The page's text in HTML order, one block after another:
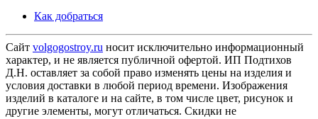
Как добраться
Сайт volgogostroy.ru носит исключительно информационный
характер, и не является публичной офертой. ИП Подтихов
Д.Н. оставляет за собой право изменять цены на изделия и
условия доставки в любой период времени. Изображения
изделий в каталоге и на сайте, в том числе цвет, рисунок и
другие элементы, могут отличаться. Скидки не